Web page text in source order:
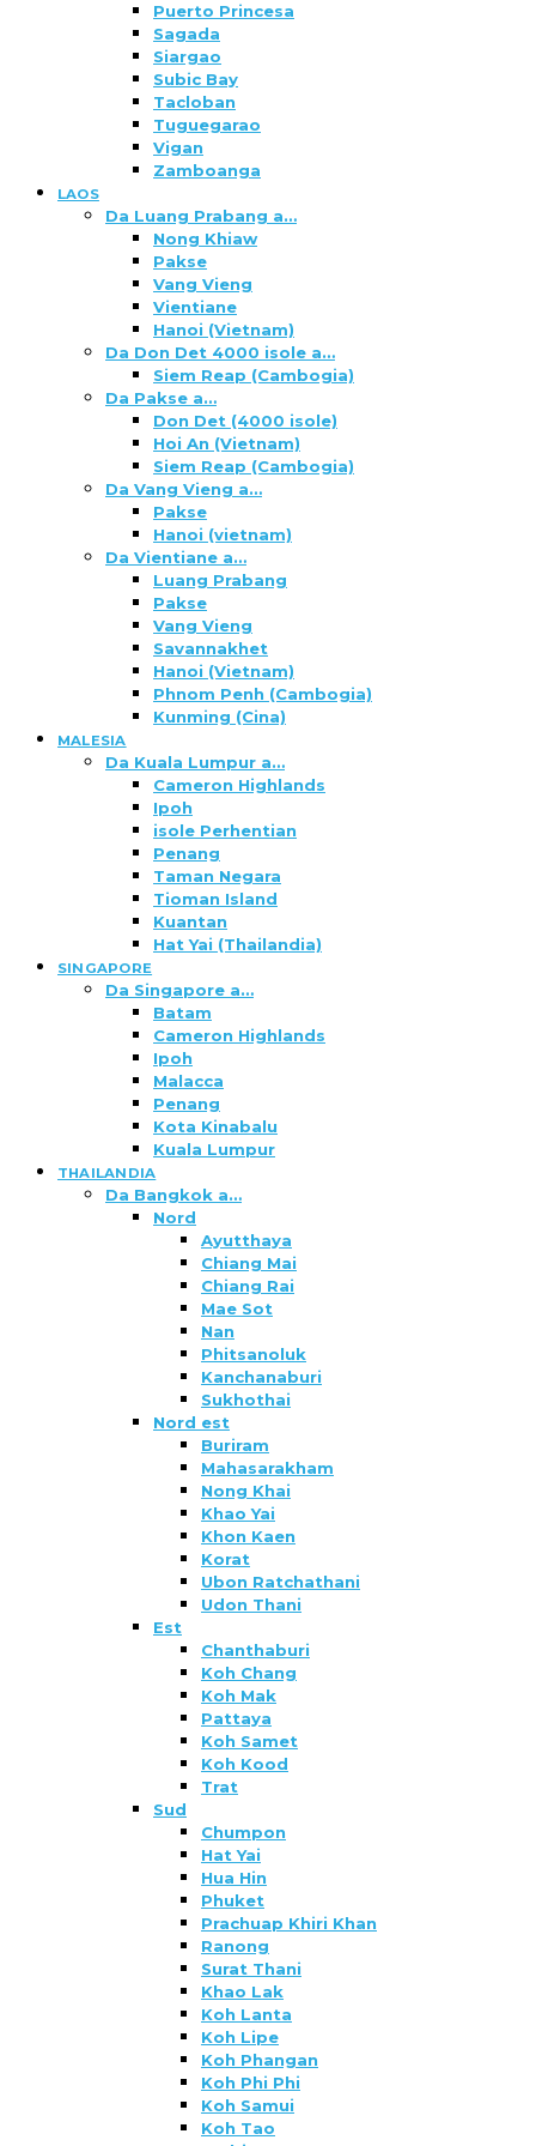
Puerto Princesa
Sagada
Siargao
Subic Bay
Tacloban
Tuguegarao
Vigan
Zamboanga
LAOS
Da Luang Prabang a…
Nong Khiaw
Pakse
Vang Vieng
Vientiane
Hanoi (Vietnam)
Da Don Det 4000 isole a…
Siem Reap (Cambogia)
Da Pakse a…
Don Det (4000 isole)
Hoi An (Vietnam)
Siem Reap (Cambogia)
Da Vang Vieng a…
Pakse
Hanoi (vietnam)
Da Vientiane a…
Luang Prabang
Pakse
Vang Vieng
Savannakhet
Hanoi (Vietnam)
Phnom Penh (Cambogia)
Kunming (Cina)
MALESIA
Da Kuala Lumpur a…
Cameron Highlands
Ipoh
isole Perhentian
Penang
Taman Negara
Tioman Island
Kuantan
Hat Yai (Thailandia)
SINGAPORE
Da Singapore a…
Batam
Cameron Highlands
Ipoh
Malacca
Penang
Kota Kinabalu
Kuala Lumpur
THAILANDIA
Da Bangkok a…
Nord
Ayutthaya
Chiang Mai
Chiang Rai
Mae Sot
Nan
Phitsanoluk
Kanchanaburi
Sukhothai
Nord est
Buriram
Mahasarakham
Nong Khai
Khao Yai
Khon Kaen
Korat
Ubon Ratchathani
Udon Thani
Est
Chanthaburi
Koh Chang
Koh Mak
Pattaya
Koh Samet
Koh Kood
Trat
Sud
Chumpon
Hat Yai
Hua Hin
Phuket
Prachuap Khiri Khan
Ranong
Surat Thani
Khao Lak
Koh Lanta
Koh Lipe
Koh Phangan
Koh Phi Phi
Koh Samui
Koh Tao